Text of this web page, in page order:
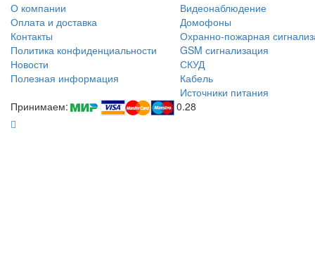
О компании
Видеонаблюдение
Оплата и доставка
Домофоны
Контакты
Охранно-пожарная
Политика конфиденциальности
GSM сигнализация
Новости
СКУД
Полезная информация
Кабель
Источники питания
Принимаем:
0.28